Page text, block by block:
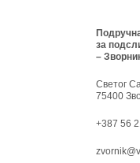
за
–
Светог
75400
+387 56